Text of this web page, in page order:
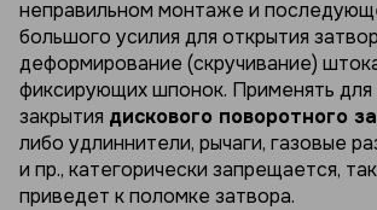
неправильном монтаже и
большого усилия для открытия
деформирование (скручивание)
фиксирующих шпонок. Применять для
закрытия дискового поворотного
либо удлиннители, рычаги, газовые
и пр., категорически запрещается,
приведет к поломке затвора.